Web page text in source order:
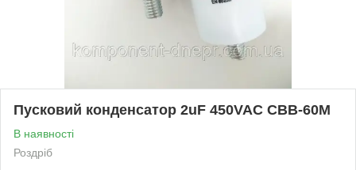
Пусковий конденсатор 2uF 450VAC CBB-60M
В наявності
Роздріб